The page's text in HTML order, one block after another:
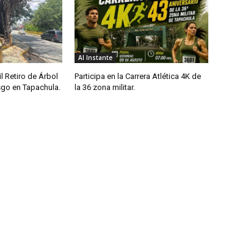
Retiro de Árbol
en Tapachula.
Al Instante
Participa en la Carrera Atlética 4K de
la 36 zona militar.